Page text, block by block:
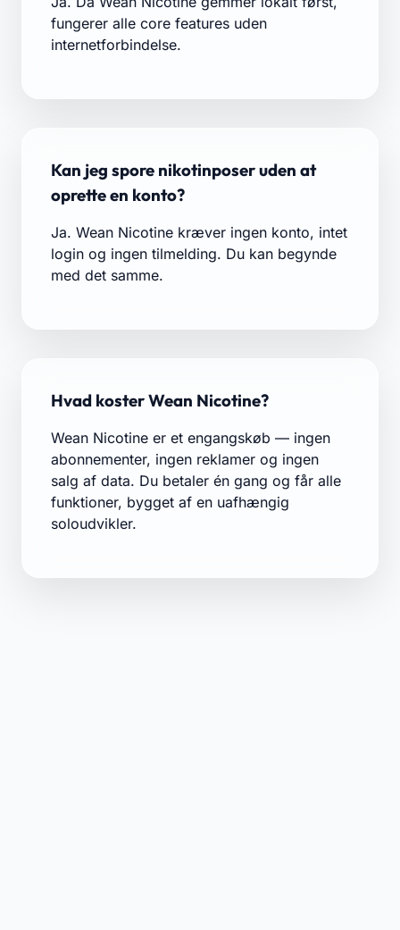
fungerer alle core features uden
internetforbindelse.
Kan jeg spore nikotinposer uden at
oprette en konto?
Ja. Wean Nicotine kræver ingen konto, intet
login og ingen tilmelding. Du kan begynde
med det samme.
Hvad koster Wean Nicotine?
Wean Nicotine er et engangskøb — ingen
abonnementer, ingen reklamer og ingen
salg af data. Du betaler én gang og får alle
funktioner, bygget af en uafhængig
soloudvikler.